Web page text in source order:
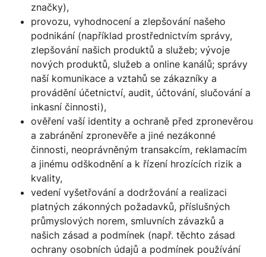
značky),
provozu, vyhodnocení a zlepšování našeho
podnikání (například prostřednictvím správy,
zlepšování našich produktů a služeb; vývoje
nových produktů, služeb a online kanálů; správy
naší komunikace a vztahů se zákazníky a
provádění účetnictví, audit, účtování, slučování a
inkasní činnosti),
ověření vaší identity a ochraně před zpronevěrou
a zabránění zpronevěře a jiné nezákonné
činnosti, neoprávněným transakcím, reklamacím
a jinému odškodnění a k řízení hrozících rizik a
kvality,
vedení vyšetřování a dodržování a realizaci
platných zákonných požadavků, příslušných
průmyslových norem, smluvních závazků a
našich zásad a podmínek (např. těchto zásad
ochrany osobních údajů a podmínek používání